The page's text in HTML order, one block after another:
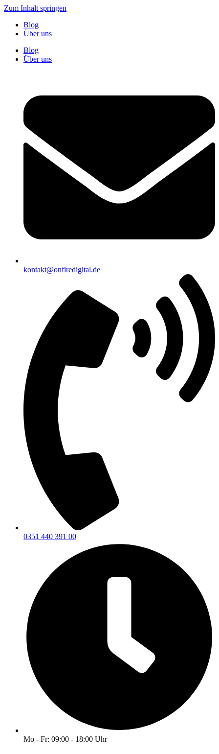
Zum Inhalt springen
Blog
Über uns
Blog
Über uns
kontakt@onfiredigital.de
0351 440 391 00
Mo - Fr: 09:00 - 18:00 Uhr